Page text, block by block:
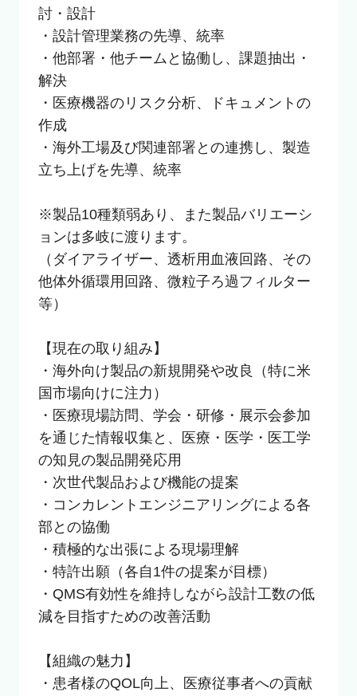
討・設計
・設計管理業務の先導、統率
・他部署・他チームと協働し、課題抽出・
解決
・医療機器のリスク分析、ドキュメントの
作成
・海外工場及び関連部署との連携し、製造
立ち上げを先導、統率
※製品10種類弱あり、また製品バリエーシ
ョンは多岐に渡ります。
（ダイアライザー、透析用血液回路、その
他体外循環用回路、微粒子ろ過フィルター
等）
【現在の取り組み】
・海外向け製品の新規開発や改良（特に米
国市場向けに注力）
・医療現場訪問、学会・研修・展示会参加
を通じた情報収集と、医療・医学・医工学
の知見の製品開発応用
・次世代製品および機能の提案
・コンカレントエンジニアリングによる各
部との協働
・積極的な出張による現場理解
・特許出願（各自1件の提案が目標）
・QMS有効性を維持しながら設計工数の低
減を目指すための改善活動
【組織の魅力】
・患者様のQOL向上、医療従事者への貢献